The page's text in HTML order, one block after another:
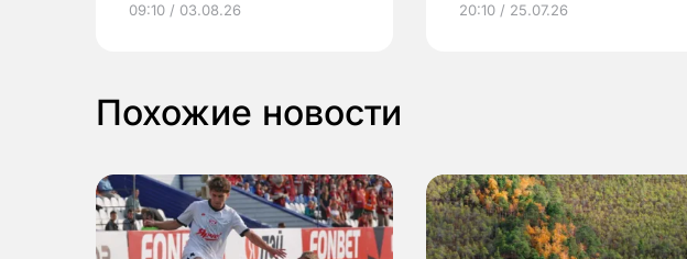
выиграть призы
09:10 / 03.08.26 20:10 / 25.07.26
Похожие новости